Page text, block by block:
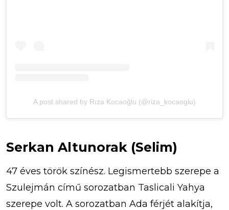
A post shared by Rıza Kocaoğlu (@riza_kocaoglu)
Serkan Altunorak (Selim)
47 éves török színész. Legismertebb szerepe a
Szulejmán című sorozatban Taslicali Yahya
szerepe volt. A sorozatban Ada férjét alakítja,